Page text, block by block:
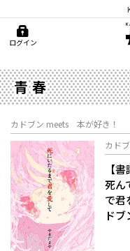
ログイン
青春
カドブン meets 本が好き！
カド
【
死ん
で君
ドブ